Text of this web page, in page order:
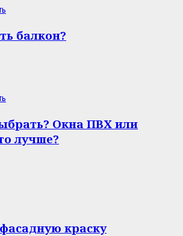
балкон?
Окна ПВХ или
лучше?
краску